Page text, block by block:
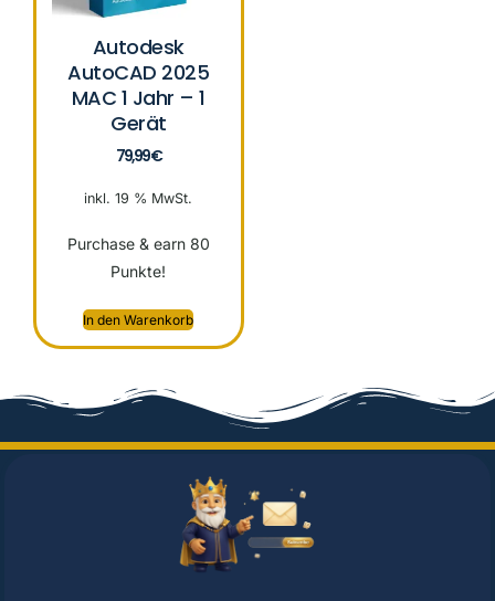
Autodesk
AutoCAD 2025
MAC 1 Jahr – 1
Gerät
79,99€
inkl. 19 % MwSt.
Purchase & earn 80
Punkte!
In den Warenkorb